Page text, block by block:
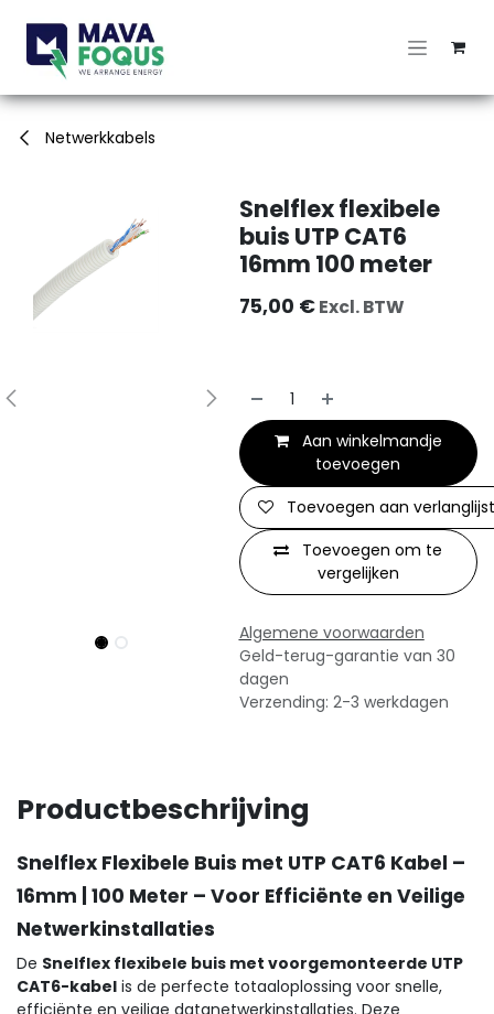
Netwerkkabels
Snelflex flexibele
buis UTP CAT6
16mm 100 meter
75,00 €Excl. BTW
Aan winkelmandje
toevoegen
Toevoegen om te
vergelijken
Toevoegen aan verlanglijst
Algemene voorwaarden
Geld-terug-garantie van 30
dagen
Verzending: 2-3 werkdagen
Productbeschrijving
Snelflex Flexibele Buis met UTP CAT6 Kabel –
16mm | 100 Meter – Voor Efficiënte en Veilige
Netwerkinstallaties
De Snelflex flexibele buis met voorgemonteerde UTP
CAT6-kabel is de perfecte totaaloplossing voor snelle,
efficiënte en veilige datanetwerkinstallaties. Deze